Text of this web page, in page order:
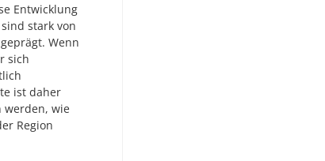
Entwicklung
stark von
Wenn
sich
ist daher
werden, wie
Region